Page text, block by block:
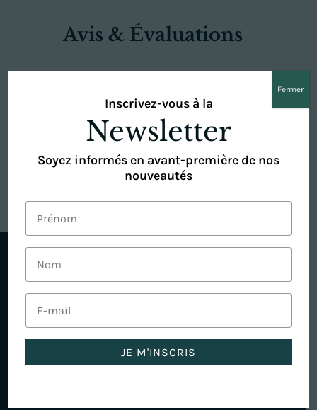
Avis & Évaluations
SOYEZ LE PREMIER À LAISSER VOTRE
AVIS SUR “COFFRET INFINITE BY
FOREVER – 4 PRODUITS”
Vous devez êtreconnectépour publier un
avis.
~ Paiements sécurisés
sécurisée Stripe.
Livraison via Chronopost
Inscrivez-vous à la
Newsletter
Soyez informés en avant-première de nos
nouveautés
JE M'INSCRIS
Fermer